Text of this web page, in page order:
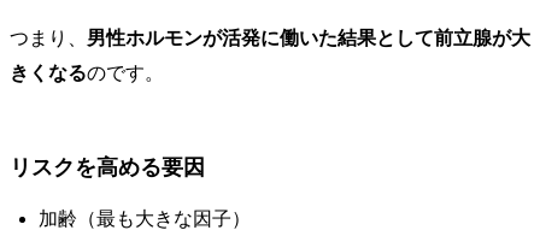
つまり、 男性ホルモンが活発に働いた結果として前立腺が大
きくなるのです。
リスクを高める要因
加齢（最も大きな因子）